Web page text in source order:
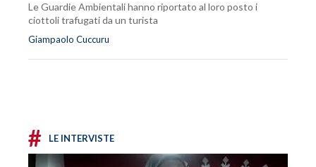
Le Guardie Ambientali hanno riportato al loro posto i
ciottoli trafugati da un turista
Giampaolo Cuccuru
# LE INTERVISTE